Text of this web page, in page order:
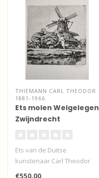
THIEMANN CARL THEODOR
1881-1966
Ets molen Welgelegen
Zwijndrecht
Ets van de Duitse
kunstenaar Carl Theodor
€550,00